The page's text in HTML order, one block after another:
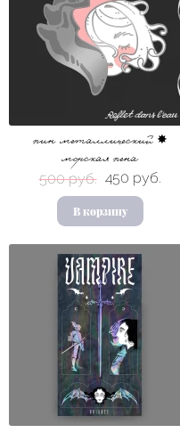
пин металлический ✸
морская пена
500 руб. 450 руб.
В корзину